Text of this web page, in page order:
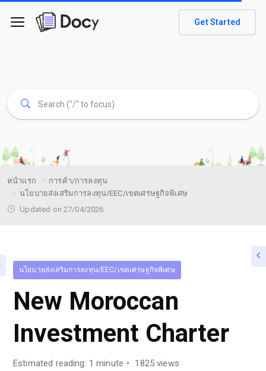
Get Started
หน้าแรก
การค้า/การลงทุน
นโยบายส่งเสริมการลงทุน/EEC/เขตเศรษฐกิจพิเศษ
Updated on 27/04/2026
นโยบายส่งเสริมการลงทุน/EEC/เขตเศรษฐกิจพิเศษ
New Moroccan
Investment Charter
Estimated reading: 1 minute 1825 views